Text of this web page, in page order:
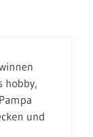
hobby,
und